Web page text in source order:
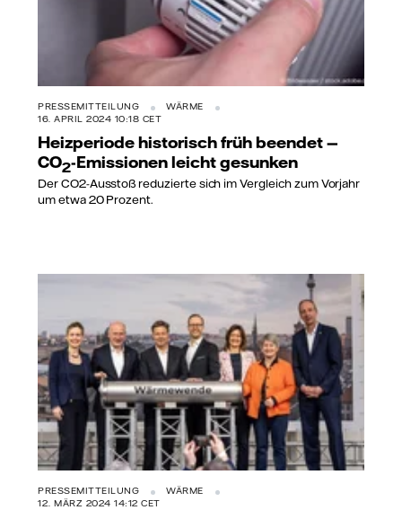
PRESSEMITTEILUNG
WÄRME
16. APRIL 2024 10:18 CET
Heizperiode historisch früh beendet —
CO2-Emissionen leicht gesunken
Der CO2-Ausstoß reduzierte sich im Vergleich zum Vorjahr
um etwa 20 Prozent.
PRESSEMITTEILUNG
WÄRME
12. MÄRZ 2024 14:12 CET